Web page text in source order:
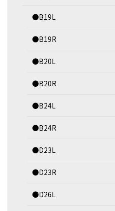
●B19L
●B19R
●B20L
●B20R
●B24L
●B24R
●D23L
●D23R
●D26L